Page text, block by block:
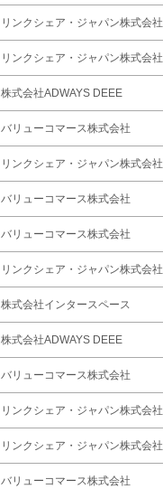
リンクシェア・ジャパン株式会社
リンクシェア・ジャパン株式会社
株式会社ADWAYS DEEE
バリューコマース株式会社
リンクシェア・ジャパン株式会社
バリューコマース株式会社
バリューコマース株式会社
リンクシェア・ジャパン株式会社
株式会社インタースペース
株式会社ADWAYS DEEE
バリューコマース株式会社
リンクシェア・ジャパン株式会社
リンクシェア・ジャパン株式会社
バリューコマース株式会社